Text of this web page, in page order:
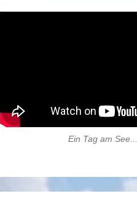
Ein Tag am See...